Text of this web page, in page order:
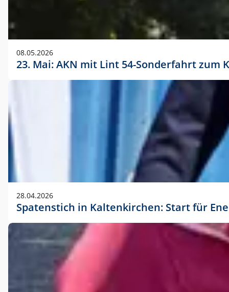
08.05.2026
23. Mai: AKN mit Lint 54-Sonderfahrt
28.04.2026
Spatenstich in Kaltenkirchen: Start für